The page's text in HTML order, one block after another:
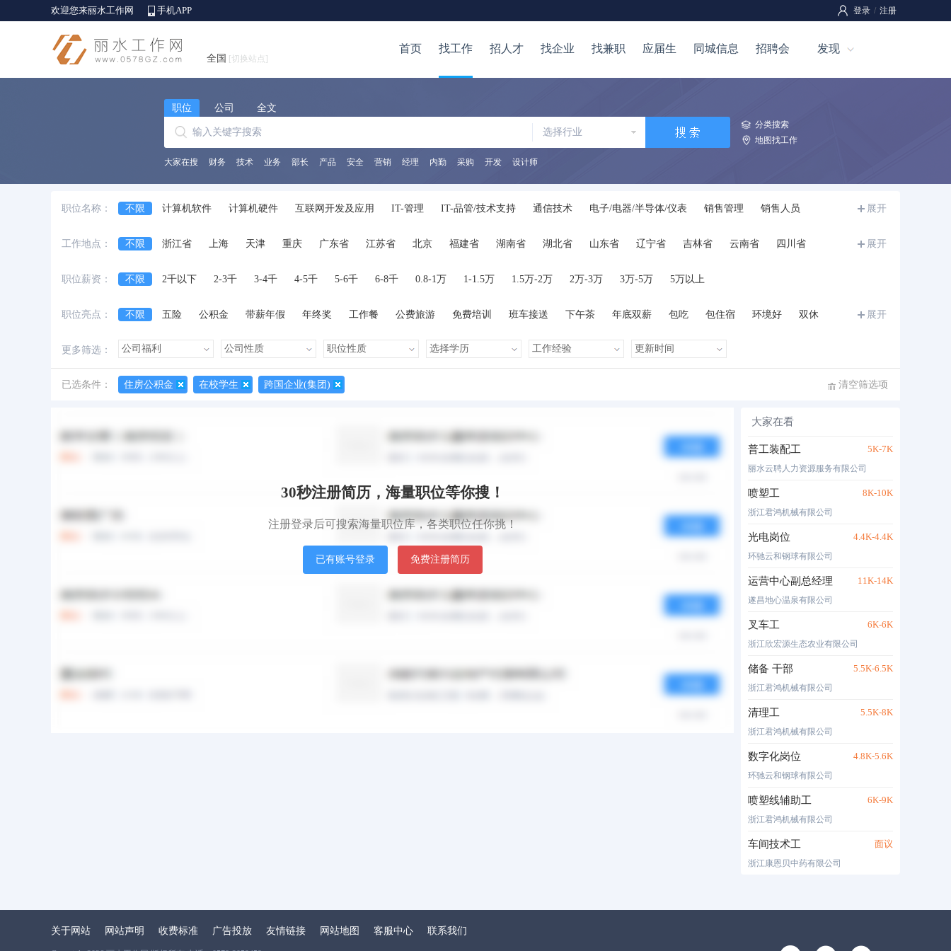
欢迎您来丽水工作网 手机APP 登录 / 注册
全国 [切换站点]
首页 找工作 招人才 找企业 找兼职 应届生 同城信息 招聘会 发现
职位 公司 全文
选择行业
分类搜索
地图找工作
大家在搜 财务 技术 业务 部长 产品 安全 营销 经理 内勤 采购 开发 设计师
职位名称： 不限 计算机软件 计算机硬件 互联网开发及应用 IT-管理 IT-品管/技术支持 通信技术 电子/电器/半导体/仪表 销售管理
销售人员
服装/纺织/皮革
采购 贸易 物流/仓储 生物/制药/医疗器械 化工 医院/医疗/护理 广告 公关/媒介 市场/营销 影视/媒体
写作/出版/印刷
艺术/设计
建筑工程 房地产 物业管理 人力资源 高级管理 行政/后勤 咨询/顾问 律师/法务 教师 培训
展开
工作地点： 不限 浙江省 上海 天津 重庆 广东省 江苏省 北京 福建省 湖南省 湖北省 山东省 辽宁省 吉林省 云南省
四川省
台湾省
香港
展开
职位薪资： 不限 2千以下 2-3千 3-4千 4-5千 5-6千 6-8千 0.8-1万 1-1.5万 1.5万-2万 2万-3万 3万-5万 5万以上
职位亮点： 不限 五险 公积金 带薪年假 年终奖 工作餐 公费旅游 免费培训 班车接送 下午茶 年底双薪 包吃 包住宿 环境好
双休
展开
更多筛选：
已选条件： 住房公积金 在校学生 跨国企业(集团) 清空筛选项
30秒注册简历，海量职位等你搜！
注册登录后可搜索海量职位库，各类职位任你挑！
已有账号登录 免费注册简历
大家在看
普工装配工 5K-7K
丽水云聘人力资源服务有限公司
喷塑工 8K-10K
浙江君鸿机械有限公司
光电岗位 4.4K-4.4K
环驰云和钢球有限公司
运营中心副总经理 11K-14K
遂昌地心温泉有限公司
叉车工 6K-6K
浙江欣宏源生态农业有限公司
储备 干部 5.5K-6.5K
浙江君鸿机械有限公司
清理工 5.5K-8K
浙江君鸿机械有限公司
数字化岗位 4.8K-5.6K
环驰云和钢球有限公司
喷塑线辅助工 6K-9K
浙江君鸿机械有限公司
车间技术工 面议
浙江康恩贝中药有限公司
关于网站 网站声明 收费标准 广告投放 友情链接 网站地图 客服中心 联系我们